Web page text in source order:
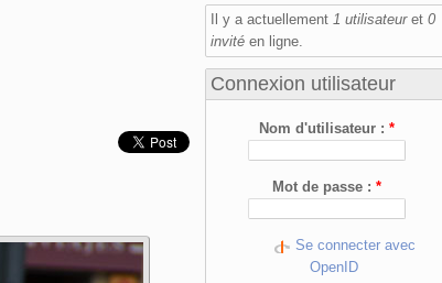
Il y a actuellement 1 utilisateuret0
invité en ligne.
Connexion utilisateur
Nom d'utilisateur :*
Mot de passe :*
Se connecter avec
OpenID